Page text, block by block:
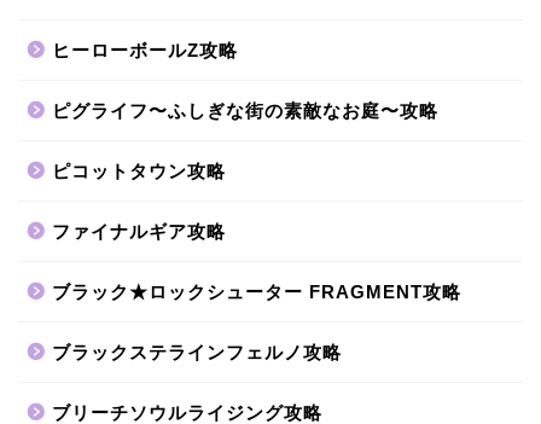
ヒーローボールZ攻略
ピグライフ〜ふしぎな街の素敵なお庭〜攻略
ピコットタウン攻略
ファイナルギア攻略
ブラック★ロックシューター FRAGMENT攻略
ブラックステラインフェルノ攻略
ブリーチソウルライジング攻略